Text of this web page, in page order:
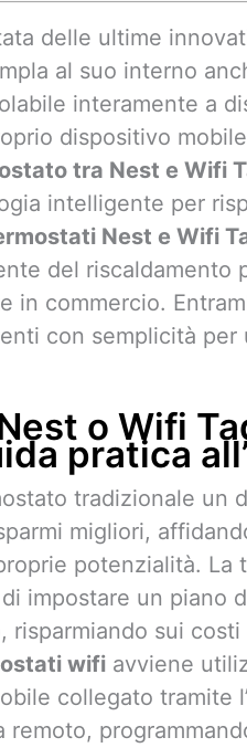
delle ultime
al suo interno
interamente a
dispositivo
tra Nest e Wifi
intelligente per
Nest e Wifi
del riscaldamento
in commercio.
con semplicità
o Wifi
pratica
tradizionale un
migliori,
potenzialità. La
impostare un piano
risparmiando sui
wifi avviene
collegato tramite
remoto,